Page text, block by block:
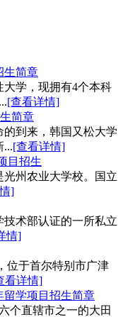
生简章
学，现拥有4个本科
[查看详情]
简章
到来，韩国又松大学
...[查看详情]
目招生
光州农业大学校。国立
]
技术部认证的一所私立
情]
位于首尔特别市广津
看详情]
留学项目招生简章
个直辖市之一的大田